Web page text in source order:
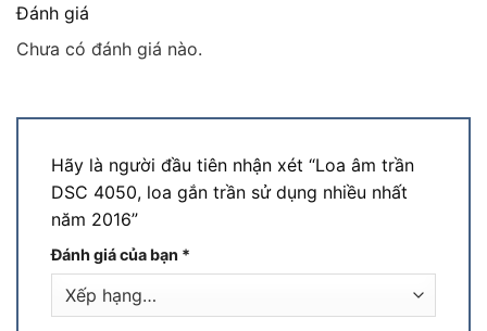
Đánh giá
Chưa có đánh giá nào.
Hãy là người đầu tiên nhận xét “Loa âm trần
DSC 4050, loa gắn trần sử dụng nhiều nhất
năm 2016”
Đánh giá của bạn *